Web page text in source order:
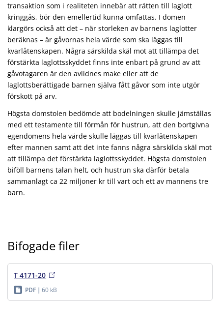
transaktion som i realiteten innebär att rätten till laglott
kringgås, bör den emellertid kunna omfattas. I domen
klargörs också att det – när storleken av barnens laglotter
beräknas – är gåvornas hela värde som ska läggas till
kvarlåtenskapen. Några särskilda skäl mot att tillämpa det
förstärkta laglottsskyddet finns inte enbart på grund av att
gåvotagaren är den avlidnes make eller att de
laglottsberättigade barnen själva fått gåvor som inte utgör
förskott på arv.
Högsta domstolen bedömde att bodelningen skulle jämställas
med ett testamente till förmån för hustrun, att den bortgivna
egendomens hela värde skulle läggas till kvarlåtenskapen
efter mannen samt att det inte fanns några särskilda skäl mot
att tillämpa det förstärkta laglottsskyddet. Högsta domstolen
biföll barnens talan helt, och hustrun ska därför betala
sammanlagt ca 22 miljoner kr till vart och ett av mannens tre
barn.
Bifogade filer
T 4171-20
PDF 60 kB